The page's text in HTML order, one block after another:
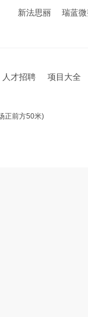
新法思丽 瑞蓝
人才招聘 项目大全
正前方50米)